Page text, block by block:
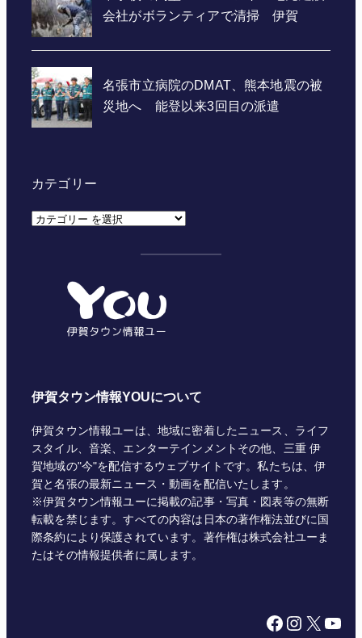
カテゴリー
カ
伊賀タウン情報YOUについて
伊賀タウン情報ユーは、地域に密着したニュース、ライフ
スタイル、音楽、エンターテインメントその他、三重 伊
賀地域の"今"を配信するウェブサイトです。私たちは、伊
賀と名張の最新ニュース・動画を配信いたします。
※伊賀タウン情報ユーに掲載の記事・写真・図表等の無断
転載を禁じます。すべての内容は日本の著作権法並びに国
際条約により保護されています。著作権は株式会社ユーま
たはその情報提供者に属します。
Facebook Instagram X YouTube